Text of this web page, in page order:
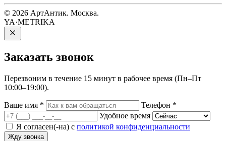
© 2026 АртАнтик. Москва.
YA·METRIKA
Заказать звонок
Перезвоним в течение 15 минут в рабочее время (Пн–Пт
10:00–19:00).
Ваше имя * Телефон *
Удобное время
Я согласен(-на) с политикой конфиденциальности
Жду звонка